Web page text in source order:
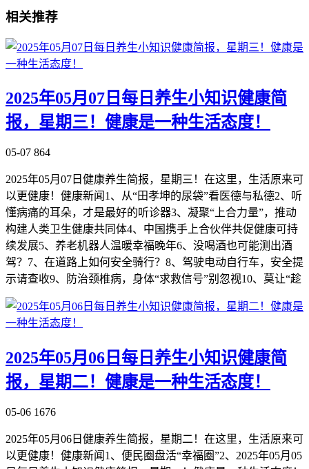
相关推荐
2025年05月07日每日养生小知识健康简
报，星期三！健康是一种生活态度！
05-07 864
2025年05月07日健康养生简报，星期三！在这里，生活原来可
以更健康！健康新闻1、从“田孝坤的尿袋”看医德与私德2、听
懂病痛的耳朵，才是最好的听诊器3、凝聚“上合力量”，推动
构建人类卫生健康共同体4、中国携手上合伙伴共促健康可持
续发展5、养老机器人温暖幸福晚年6、没喝酒也可能测出酒
驾？7、在道路上如何安全骑行？8、驾驶电动自行车，安全提
示请查收9、防治颈椎病，身体“求救信号”别忽视10、莫让“趁
2025年05月06日每日养生小知识健康简
报，星期二！健康是一种生活态度！
05-06 1676
2025年05月06日健康养生简报，星期二！在这里，生活原来可
以更健康！健康新闻1、便民圈盘活“幸福圈”2、2025年05月05